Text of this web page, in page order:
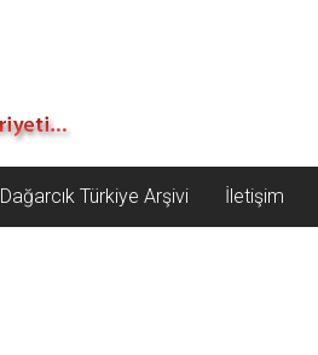
Dağarcık Türkiye Arşivi İletişim